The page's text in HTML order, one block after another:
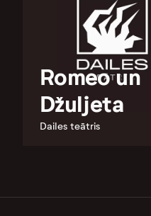
Romeo un
Džuljeta
Dailes teātris